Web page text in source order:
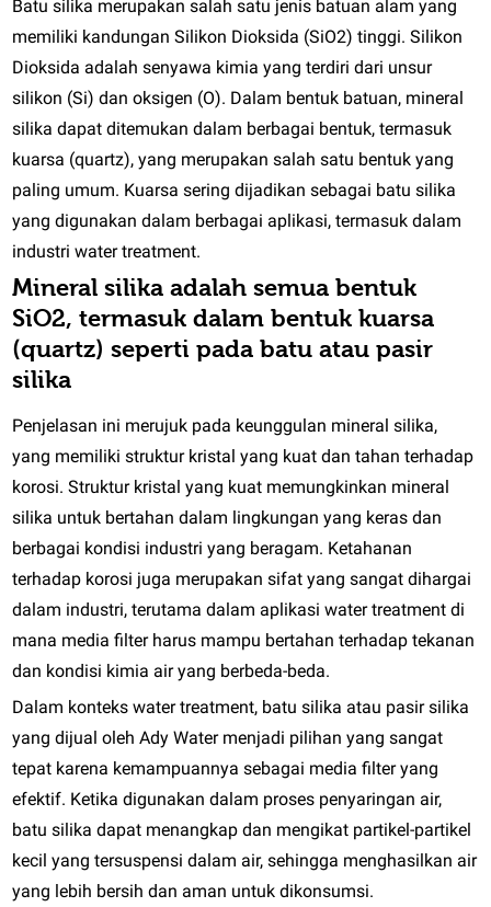
Batu silika merupakan salah satu jenis batuan alam yang
memiliki kandungan Silikon Dioksida (SiO2) tinggi. Silikon
Dioksida adalah senyawa kimia yang terdiri dari unsur
silikon (Si) dan oksigen (O). Dalam bentuk batuan, mineral
silika dapat ditemukan dalam berbagai bentuk, termasuk
kuarsa (quartz), yang merupakan salah satu bentuk yang
paling umum. Kuarsa sering dijadikan sebagai batu silika
yang digunakan dalam berbagai aplikasi, termasuk dalam
industri water treatment.
Mineral silika adalah semua bentuk
SiO2, termasuk dalam bentuk kuarsa
(quartz) seperti pada batu atau pasir
silika
Penjelasan ini merujuk pada keunggulan mineral silika,
yang memiliki struktur kristal yang kuat dan tahan terhadap
korosi. Struktur kristal yang kuat memungkinkan mineral
silika untuk bertahan dalam lingkungan yang keras dan
berbagai kondisi industri yang beragam. Ketahanan
terhadap korosi juga merupakan sifat yang sangat dihargai
dalam industri, terutama dalam aplikasi water treatment di
mana media filter harus mampu bertahan terhadap tekanan
dan kondisi kimia air yang berbeda-beda.
Dalam konteks water treatment, batu silika atau pasir silika
yang dijual oleh Ady Water menjadi pilihan yang sangat
tepat karena kemampuannya sebagai media filter yang
efektif. Ketika digunakan dalam proses penyaringan air,
batu silika dapat menangkap dan mengikat partikel-partikel
kecil yang tersuspensi dalam air, sehingga menghasilkan air
yang lebih bersih dan aman untuk dikonsumsi.